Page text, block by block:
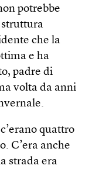
potrebbe
struttura
che la
e ha
padre di
volta da anni
quattro
C’era anche
strada era